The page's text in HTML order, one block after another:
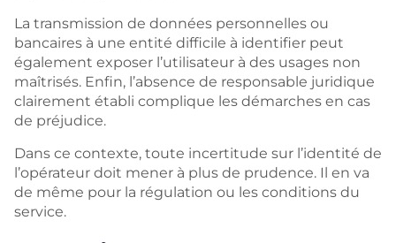
La transmission de données personnelles ou
bancaires à une entité difficile à identifier peut
également exposer l’utilisateur à des usages non
maîtrisés. Enfin, l’absence de responsable juridique
clairement établi complique les démarches en cas
de préjudice.
Dans ce contexte, toute incertitude sur l’identité de
l’opérateur doit mener à plus de prudence. Il en va
de même pour la régulation ou les conditions du
service.